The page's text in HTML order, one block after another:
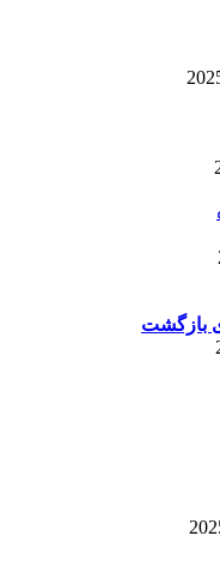
بازگشت